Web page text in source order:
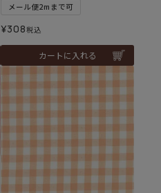
メール便2mまで可
¥308税込
カートに入れる